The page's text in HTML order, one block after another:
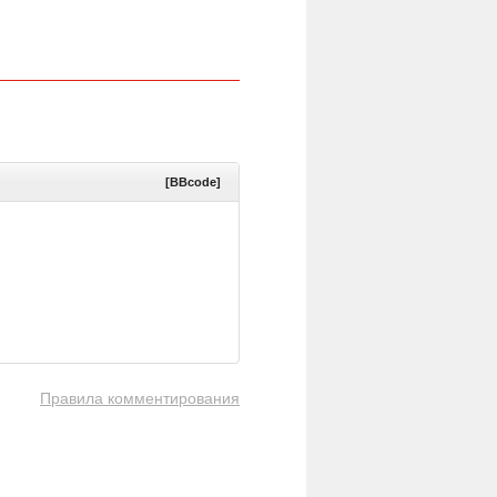
[BBcode]
Правила комментирования